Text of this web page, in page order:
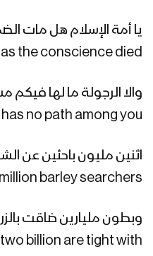
خيبر خيبر يا يهود |
كليب ولينا علي |
نشيد لا تقلق |
يا أمة الإسلام هل مات
the conscience died?
والا الرجولة ما لها فيكم
no path among you.
اثنين مليون باحثين عن
barley searchers
وبطون مليارين ضاقت
billion are tight with